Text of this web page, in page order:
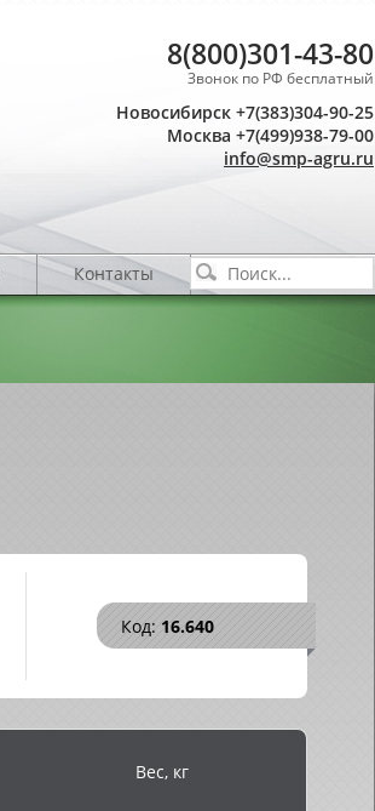
8(800)301-43-80
Звонок по РФ бесплатный
Новосибирск +7(383)304-90-25
Москва +7(499)938-79-00
info@smp-agru.ru
Контакты
Код: 16.640
Вес, кг